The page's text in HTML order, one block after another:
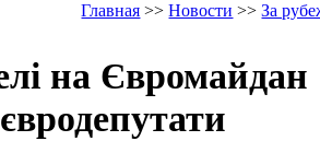
Главная >>Новости >>За
на Євромайдан